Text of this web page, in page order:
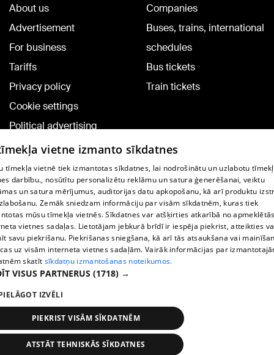
About us
Advertisement
For business
Tariffs
Privacy policy
Cookie settings
Political advertising
Cookie policy
Commenting terms
Companies
Buses, trains, international
schedules
Bus tickets
Train tickets
TV program
Contract rules
360 Ziņu kontakti
Helio Media
Vortal assistance service: e-mail -
All rights reserved.
vietne izmanto sīkdatnes
tīmekļa vietnē tiek izmantotas sīkdatnes, lai nodrošinātu un uzlabotu
darbību., nosūtītu personalizētu reklāmu un satura ģenerēšanai, veiktu
un satura mērījumus, auditorijas datu apkopošanu, kā arī produktu
Zemāk sniedzam informāciju par visām sīkdatnēm, kuras tiek
mūsu tīmekļa vietnēs. Sīkdatnes var atšķirties atkarībā no
vietnes sadaļas. Lietotājam jebkurā brīdī ir iespēja piekrist, atteikties
savu piekrišanu. Piekrišanas sniegšana, kā arī tās atsaukšana vai
uz visām interneta vietnes sadaļām. Vairāk informācijas par
skatīt sīkdatņu izmantošanas noteikumos.
VISUS PARTNERUS (1718) →
IZVĒLI
PIEKRIST VISĀM SĪKDATNĒM
ATSTĀT TEHNISKĀS SĪKDATNES